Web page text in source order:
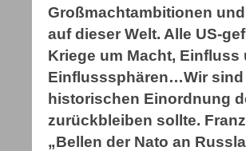
Großmachtambitionen
auf dieser Welt. Alle US-
Kriege um Macht,
Einflusssphären…Wir sind
historischen Einordnung
zurückbleiben sollte.
„Bellen der Nato an